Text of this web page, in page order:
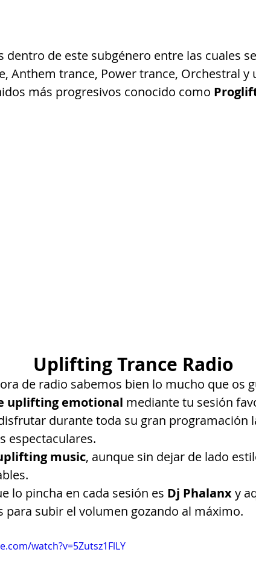
dentro de este subgénero entre las cuales
Anthem trance, Power trance, Orchestral y
más progresivos conocido como
Uplifting Trance Radio
de radio sabemos bien lo mucho que os
uplifting emotional mediante tu sesión
durante toda su gran programación
espectaculares.
music, aunque sin dejar de lado
lo pincha en cada sesión es Dj Phalanx y
para subir el volumen gozando al máximo.
watch?v=5Zutsz1FlLY